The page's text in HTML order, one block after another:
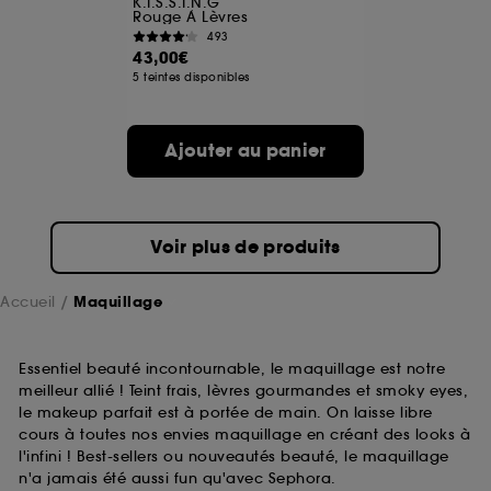
Rouge À Lèvres
493
43,00€
5 teintes disponibles
Ajouter au panier
Voir plus de produits
Accueil Maquillage
Essentiel beauté incontournable, le maquillage est notre
meilleur allié ! Teint frais, lèvres gourmandes et smoky eyes,
le makeup parfait est à portée de main. On laisse libre
cours à toutes nos envies maquillage en créant des looks à
l'infini ! Best-sellers ou nouveautés beauté, le maquillage
n'a jamais été aussi fun qu'avec Sephora.
A l'exception des cookies techniques, le dépôt et la
lecture de ces traceurs requiert votre accord. Vous
pouvez personnaliser vos choix concernant le dépôt
choix" ci-dessous ou décider de "tout accepter".
Sephora pourra associer les informations de
navigation collectées par ces Cookies, pour les
sur "continuer sans accepter". Voous pouvez à tout
moment choisir de retirer votrte consentement. Si vous
souhaitez obtenir plus d'information sur les cookies